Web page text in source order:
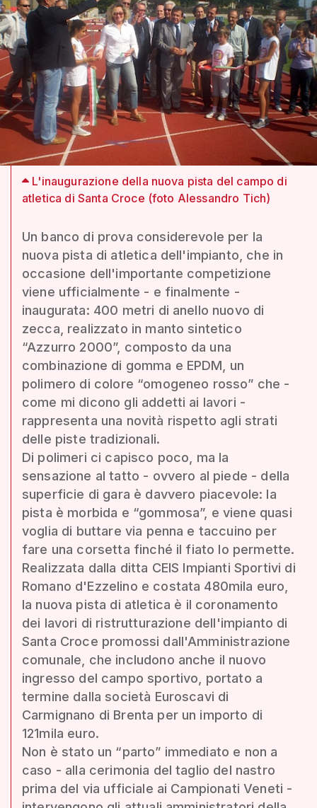
L'inaugurazione della nuova pista del campo di
atletica di Santa Croce (foto Alessandro Tich)
Un banco di prova considerevole per la
nuova pista di atletica dell'impianto, che in
occasione dell'importante competizione
viene ufficialmente - e finalmente -
inaugurata: 400 metri di anello nuovo di
zecca, realizzato in manto sintetico
“Azzurro 2000”, composto da una
combinazione di gomma e EPDM, un
polimero di colore “omogeneo rosso” che -
come mi dicono gli addetti ai lavori -
rappresenta una novità rispetto agli strati
delle piste tradizionali.
Di polimeri ci capisco poco, ma la
sensazione al tatto - ovvero al piede - della
superficie di gara è davvero piacevole: la
pista è morbida e “gommosa”, e viene quasi
voglia di buttare via penna e taccuino per
fare una corsetta finché il fiato lo permette.
Realizzata dalla ditta CEIS Impianti Sportivi di
Romano d'Ezzelino e costata 480mila euro,
la nuova pista di atletica è il coronamento
dei lavori di ristrutturazione dell'impianto di
Santa Croce promossi dall'Amministrazione
comunale, che includono anche il nuovo
ingresso del campo sportivo, portato a
termine dalla società Euroscavi di
Carmignano di Brenta per un importo di
121mila euro.
Non è stato un “parto” immediato e non a
caso - alla cerimonia del taglio del nastro
prima del via ufficiale ai Campionati Veneti -